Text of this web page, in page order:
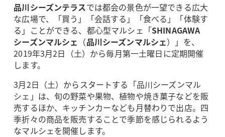
品川シーズンテラスでは都会の景色が一望できる広大
な広場で、「買う」「会話する」「食べる」「体験す
る」ことができる、都心型マルシェ「SHINAGAWA
シーズンマルシェ （品川シーズンマルシェ）」を、
2019年3月2日（土）から毎月第一土曜日に定期開催
します。
3月2日（土）からスタートする「品川シーズンマル
シェ」は、旬の野菜や果物、植物や焼き菓子などを販
売するほか、キッチンカーなども月替わりで出店。四
季折々の商品を販売することで季節を感じられるよう
なマルシェを開催します。